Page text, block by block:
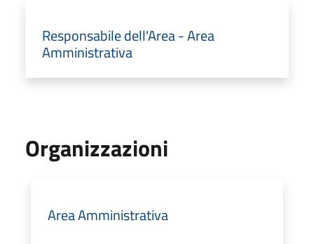
Responsabile dell'Area - Area
Amministrativa
Organizzazioni
Area Amministrativa